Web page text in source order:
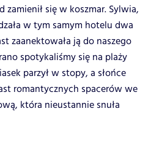
się w koszmar. Sylwia,
w tym samym hotelu dwa
zaanektowała ją do naszego
spotykaliśmy się na plaży
parzył w stopy, a słońce
romantycznych spacerów we
która nieustannie snuła